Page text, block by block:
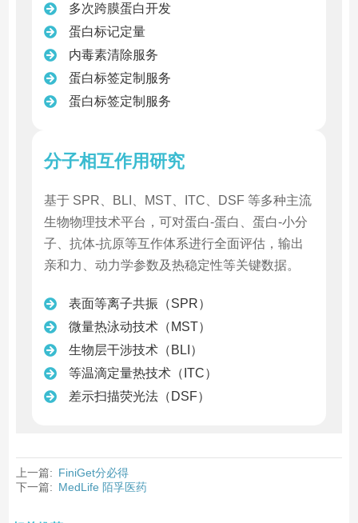
多次跨膜蛋白开发
蛋白标记定量
内毒素清除服务
蛋白标签定制服务
蛋白标签定制服务
分子相互作用研究
基于 SPR、BLI、MST、ITC、DSF 等多种主流
生物物理技术平台，可对蛋白-蛋白、蛋白-小分
子、抗体-抗原等互作体系进行全面评估，输出
亲和力、动力学参数及热稳定性等关键数据。
表面等离子共振（SPR）
微量热泳动技术（MST）
生物层干涉技术（BLI）
等温滴定量热技术（ITC）
差示扫描荧光法（DSF）
上一篇: FiniGet分必得
下一篇: MedLife 陌孚医药